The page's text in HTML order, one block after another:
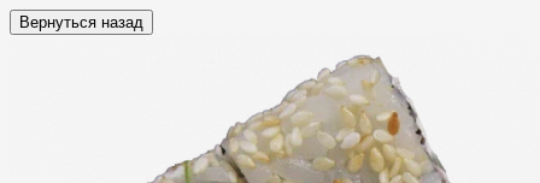
Вернуться назад